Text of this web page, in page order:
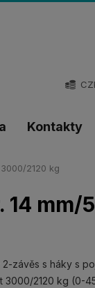
Kontakty
2120 kg
mm/
2-závěs s háky s
3000/2120 kg (0-